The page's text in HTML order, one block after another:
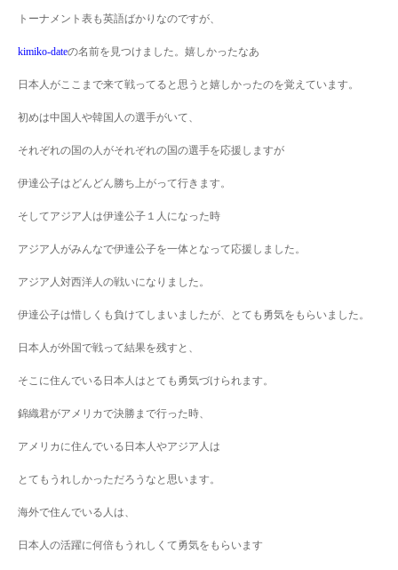
トーナメント表も英語ばかりなのですが、
kimiko-dateの名前を見つけました。嬉しかったなあ
日本人がここまで来て戦ってると思うと嬉しかったのを覚えています。
初めは中国人や韓国人の選手がいて、
それぞれの国の人がそれぞれの国の選手を応援しますが
伊達公子はどんどん勝ち上がって行きます。
そしてアジア人は伊達公子１人になった時
アジア人がみんなで伊達公子を一体となって応援しました。
アジア人対西洋人の戦いになりました。
伊達公子は惜しくも負けてしまいましたが、とても勇気をもらいました。
日本人が外国で戦って結果を残すと、
そこに住んでいる日本人はとても勇気づけられます。
錦織君がアメリカで決勝まで行った時、
アメリカに住んでいる日本人やアジア人は
とてもうれしかっただろうなと思います。
海外で住んでいる人は、
日本人の活躍に何倍もうれしくて勇気をもらいます